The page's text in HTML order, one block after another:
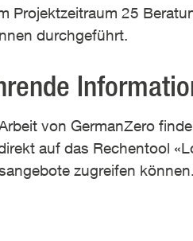
Projektzeitraum 25
durchgeführt.
von GermanZero
auf das Rechentool
zugreifen